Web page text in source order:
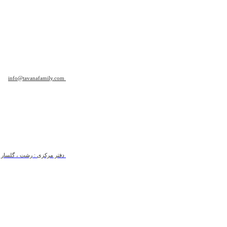
دفتر مرکزی : رشت ، گلسار ،